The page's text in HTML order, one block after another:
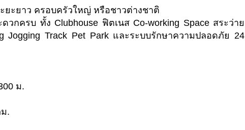
ยะยาว ครอบครัวใหญ่ หรือชาวต่างชาติ
วกครบ ทั้ง Clubhouse ฟิตเนส Co-working Space สระว่าย
Jogging Track Pet Park และระบบรักษาความปลอดภัย 24
ม.
.